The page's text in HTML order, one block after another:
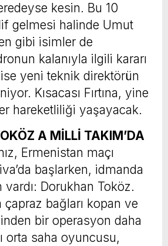
kesin. Bu 10
gelmesi halinde Umut
gibi isimler de
kalanıyla ilgili kararı
yeni teknik direktörün
Kısacası Fırtına, yine
hareketliliği yaşayacak.
A MİLLİ TAKIM’DA
Ermenistan maçı
başlarken, idmanda
Dorukhan Toköz.
çapraz bağları kopan ve
bir operasyon daha
orta saha oyuncusu,